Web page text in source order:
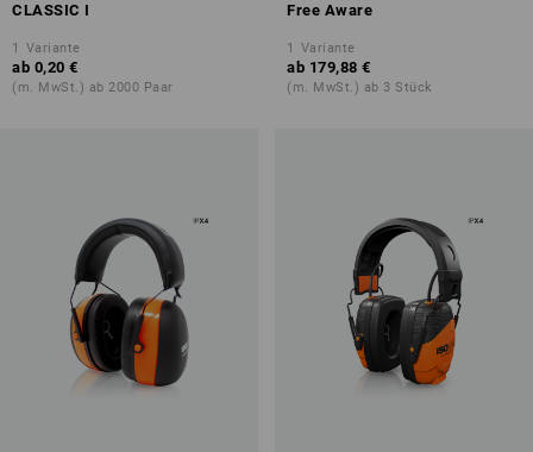
CLASSIC I
1 Variante
ab 0,20 €
(m. MwSt.) ab 2000 Paar
Free Aware
1 Variante
ab 179,88 €
(m. MwSt.) ab 3 Stück